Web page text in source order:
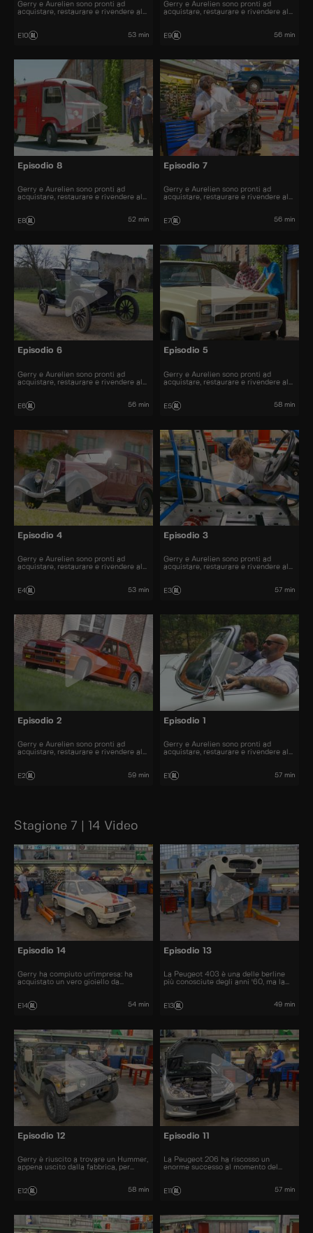
Gerry e Aurelien sono pronti ad
acquistare, restaurare e rivendere al
E10 53 min
Gerry e Aurelien sono pronti ad
acquistare, restaurare e rivendere al
E9 56 min
Episodio 8
Gerry e Aurelien sono pronti ad
acquistare, restaurare e rivendere al
E8 52 min
Episodio 7
Gerry e Aurelien sono pronti ad
acquistare, restaurare e rivendere al
E7 56 min
Episodio 6
Gerry e Aurelien sono pronti ad
acquistare, restaurare e rivendere al
E6 56 min
Episodio 5
Gerry e Aurelien sono pronti ad
acquistare, restaurare e rivendere al
E5 58 min
Episodio 4
Gerry e Aurelien sono pronti ad
acquistare, restaurare e rivendere al
E4 53 min
Episodio 3
Gerry e Aurelien sono pronti ad
acquistare, restaurare e rivendere al
E3 57 min
Episodio 2
Gerry e Aurelien sono pronti ad
acquistare, restaurare e rivendere al
E2 59 min
Episodio 1
Gerry e Aurelien sono pronti ad
acquistare, restaurare e rivendere al
E1 57 min
Stagione 7 | 14 Video
Episodio 14
Gerry ha compiuto un'impresa: ha
acquistato un vero gioiello da
E14 54 min
Episodio 13
La Peugeot 403 è una delle berline
più conosciute degli anni '60, ma la
E13 49 min
Episodio 12
Gerry è riuscito a trovare un Hummer,
appena uscito dalla fabbrica, per
E12 58 min
Episodio 11
La Peugeot 206 ha riscosso un
enorme successo al momento del
E11 57 min